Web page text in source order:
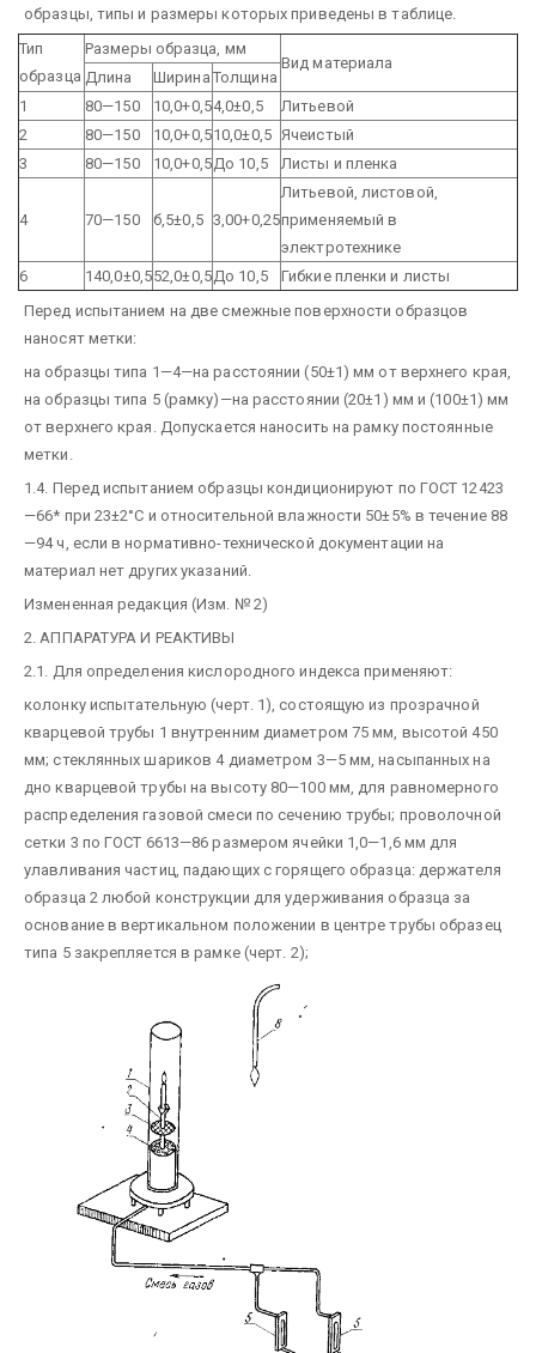
образцы, типы и размеры которых приведены в таблице.
Тип
образца
Размеры образца, мм
Вид материала
Длина
Ширина Толщина
1
80—150 10,0+0,54,0±0,5
Литьевой
2
80—150 10,0+0,510,0±0,5 Ячеистый
3
80—150 10,0+0,5До 10,5 Листы и пленка
4 70—150 б,5±0,5 3,00+0,25
Литьевой, листовой,
применяемый в
электротехнике
6
140,0±0,552,0±0,5До 10,5
Гибкие пленки и листы
Перед испытанием на две смежные поверхности образцов
наносят метки:
на образцы типа 1—4—на расстоянии (50±1) мм от верхнего края,
на образцы типа 5 (рамку)—на расстоянии (20±1) мм и (100±1) мм
от верхнего края. Допускается наносить на рамку постоянные
метки.
1.4. Перед испытанием образцы кондиционируют по ГОСТ 12423
—66* при 23±2°С и относительной влажности 50±5% в течение 88
—94 ч, если в нормативно-технической документации на
материал нет других указаний.
Измененная редакция (Изм. № 2)
2. АППАРАТУРА И РЕАКТИВЫ
2.1. Для определения кислородного индекса применяют:
колонку испытательную (черт. 1), состоящую из прозрачной
кварцевой трубы 1 внутренним диаметром 75 мм, высотой 450
мм; стеклянных шариков 4 диаметром 3—5 мм, насыпанных на
дно кварцевой трубы на высоту 80—100 мм, для равномерного
распределения газовой смеси по сечению трубы; проволочной
сетки 3 по ГОСТ 6613—86 размером ячейки 1,0—1,6 мм для
улавливания частиц, падающих с горящего образца: держателя
образца 2 любой конструкции для удерживания образца за
основание в вертикальном положении в центре трубы образец
типа 5 закрепляется в рамке (черт. 2);